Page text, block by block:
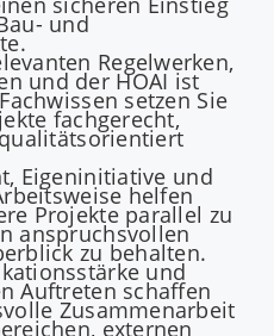
und
Regelwerken,
und der HOAI ist
setzen Sie
fachgerecht,
Eigeninitiative und
helfen
Projekte parallel zu
anspruchsvollen
zu behalten.
und
Auftreten schaffen
Zusammenarbeit
externen